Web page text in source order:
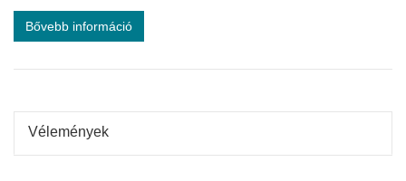
Bővebb információ
Vélemények